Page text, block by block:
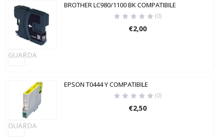
GUARDA
BROTHER LC980/1100 BK COMPATIBILE
(0)
€2,00
GUARDA
EPSON T0444 Y COMPATIBILE
(0)
€2,50